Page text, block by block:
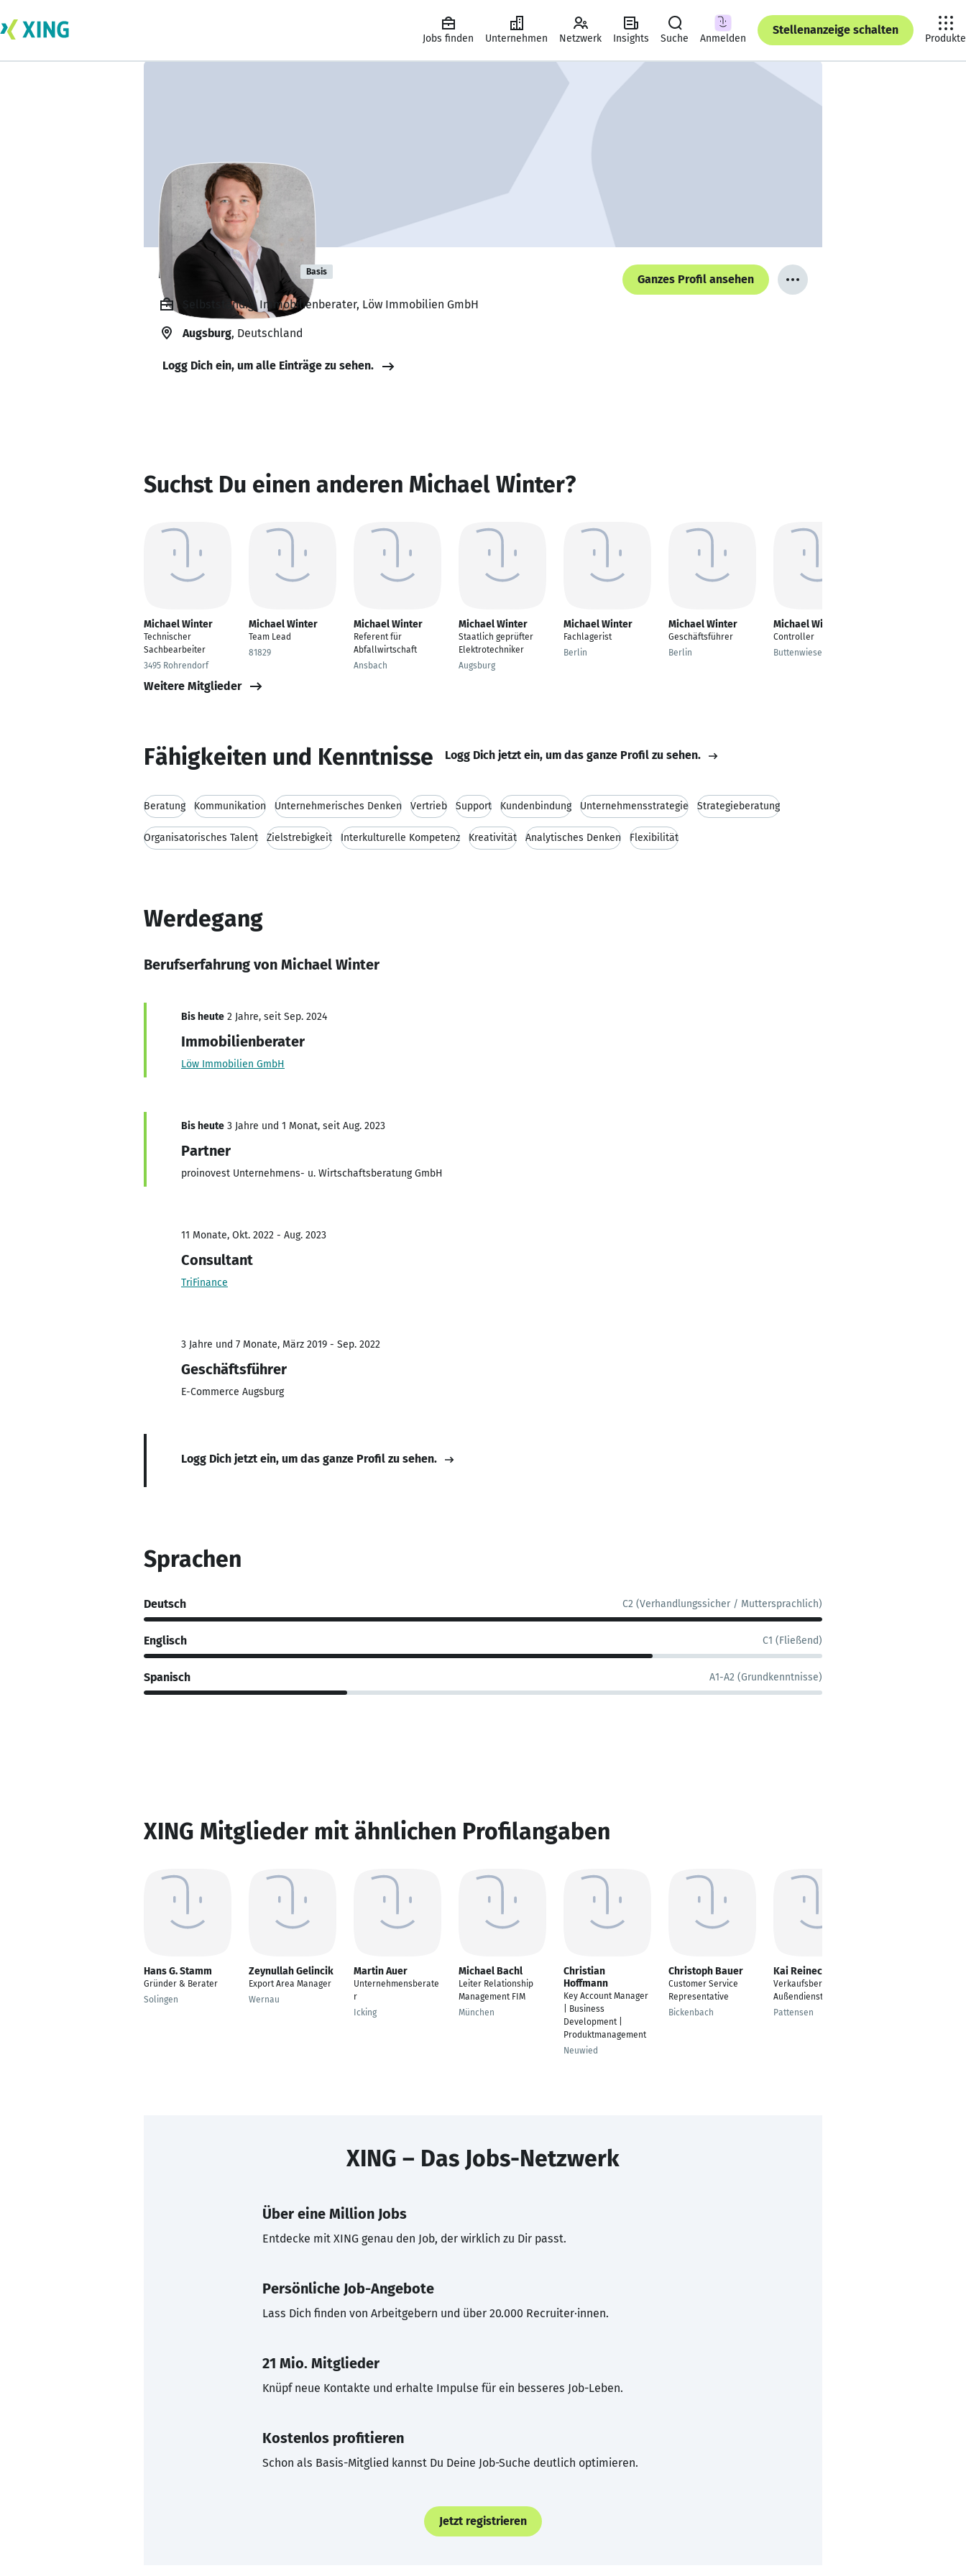
Jobs finden Unternehmen Netzwerk Insights Suche Anmelden
Stellenanzeige schalten
Produkte
Michael Winter Basis
Ganzes Profil ansehen
Selbstständig, Immobilienberater, Löw Immobilien GmbH
Augsburg, Deutschland
Logg Dich ein, um alle Einträge zu sehen.
Suchst Du einen anderen Michael Winter?
Michael Winter
Technischer
Sachbearbeiter
3495 Rohrendorf
Michael Winter
Team Lead
81829
Michael Winter
Referent für
Abfallwirtschaft
Ansbach
Michael Winter
Staatlich geprüfter
Elektrotechniker
Augsburg
Michael Winter
Fachlagerist
Berlin
Michael Winter
Geschäftsführer
Berlin
Michael Winter
Controller
Buttenwiesen
Weitere Mitglieder
Fähigkeiten und Kenntnisse Logg Dich jetzt ein, um das ganze Profil zu sehen.
Beratung Kommunikation Unternehmerisches Denken Vertrieb Support Kundenbindung Unternehmensstrategie Strategieberatung
Organisatorisches Talent Zielstrebigkeit Interkulturelle Kompetenz Kreativität Analytisches Denken Flexibilität
Werdegang
Berufserfahrung von Michael Winter
Bis heute 2 Jahre, seit Sep. 2024
Immobilienberater
Löw Immobilien GmbH
Bis heute 3 Jahre und 1 Monat, seit Aug. 2023
Partner
proinovest Unternehmens- u. Wirtschaftsberatung GmbH
11 Monate, Okt. 2022 - Aug. 2023
Consultant
TriFinance
3 Jahre und 7 Monate, März 2019 - Sep. 2022
Geschäftsführer
E-Commerce Augsburg
Logg Dich jetzt ein, um das ganze Profil zu sehen.
Sprachen
Deutsch C2 (Verhandlungssicher / Muttersprachlich)
Englisch C1 (Fließend)
Spanisch A1-A2 (Grundkenntnisse)
XING Mitglieder mit ähnlichen Profilangaben
Hans G. Stamm
Gründer & Berater
Solingen
Zeynullah Gelincik
Export Area Manager
Wernau
Martin Auer
Unternehmensberate
r
Icking
Michael Bachl
Leiter Relationship
Management FIM
München
Christian
Hoffmann
Key Account Manager
| Business
Development |
Produktmanagement
Neuwied
Christoph Bauer
Customer Service
Representative
Bickenbach
Kai Reinecke
Verkaufsberater im
Außendienst
Pattensen
XING – Das Jobs-Netzwerk
Über eine Million Jobs
Entdecke mit XING genau den Job, der wirklich zu Dir passt.
Persönliche Job-Angebote
Lass Dich finden von Arbeitgebern und über 20.000 Recruiter·innen.
21 Mio. Mitglieder
Knüpf neue Kontakte und erhalte Impulse für ein besseres Job-Leben.
Kostenlos profitieren
Schon als Basis-Mitglied kannst Du Deine Job-Suche deutlich optimieren.
Jetzt registrieren